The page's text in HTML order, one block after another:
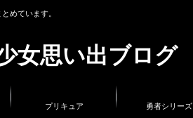
女思い出ブログ
めています。
プリキュア 勇者シリーズ